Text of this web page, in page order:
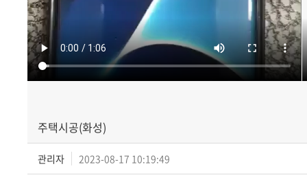
주택시공(화성)
관리자 2023-08-17 10:19:49